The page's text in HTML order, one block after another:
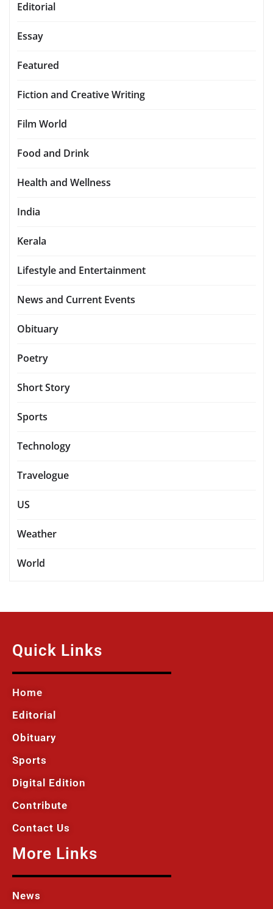
Editorial
Essay
Featured
Fiction and Creative Writing
Film World
Food and Drink
Health and Wellness
India
Kerala
Lifestyle and Entertainment
News and Current Events
Obituary
Poetry
Short Story
Sports
Technology
Travelogue
US
Weather
World
Quick Links
Home
Editorial
Obituary
Sports
Digital Edition
Contribute
Contact Us
More Links
News